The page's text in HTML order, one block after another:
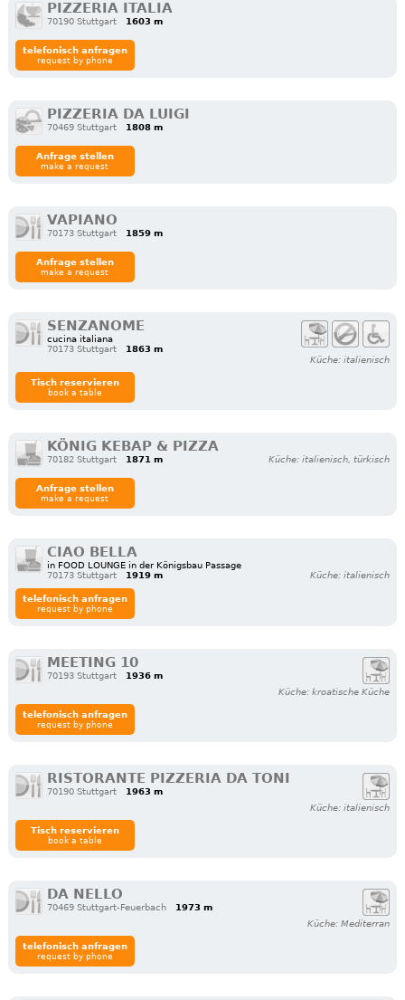
PIZZERIA ITALIA
70190 Stuttgart 1603 m
telefonisch anfragen
request by phone
PIZZERIA DA LUIGI
70469 Stuttgart 1808 m
Anfrage stellen
make a request
VAPIANO
70173 Stuttgart 1859 m
Anfrage stellen
make a request
SENZANOME
cucina italiana
70173 Stuttgart
1863 m
Küche: italienisch
Tisch reservieren
book a table
KÖNIG KEBAP & PIZZA
70182 Stuttgart 1871 m Küche: italienisch, türkisch
Anfrage stellen
make a request
CIAO BELLA
in FOOD LOUNGE in der Königsbau Passage
70173 Stuttgart
1919 m Küche: italienisch
telefonisch anfragen
request by phone
MEETING 10
70193 Stuttgart
1936 m
Küche: kroatische Küche
telefonisch anfragen
request by phone
RISTORANTE PIZZERIA DA TONI
70190 Stuttgart
1963 m
Küche: italienisch
Tisch reservieren
book a table
DA NELLO
70469 Stuttgart-Feuerbach
1973 m
Küche: Mediterran
telefonisch anfragen
request by phone